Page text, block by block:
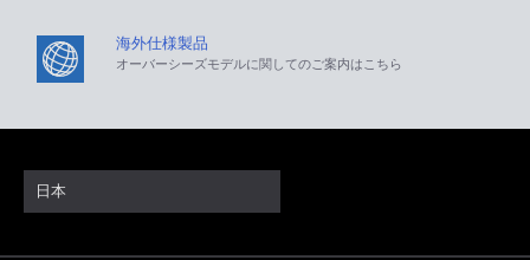
海外仕様製品
オーバーシーズモデルに関してのご案内はこちら
日本